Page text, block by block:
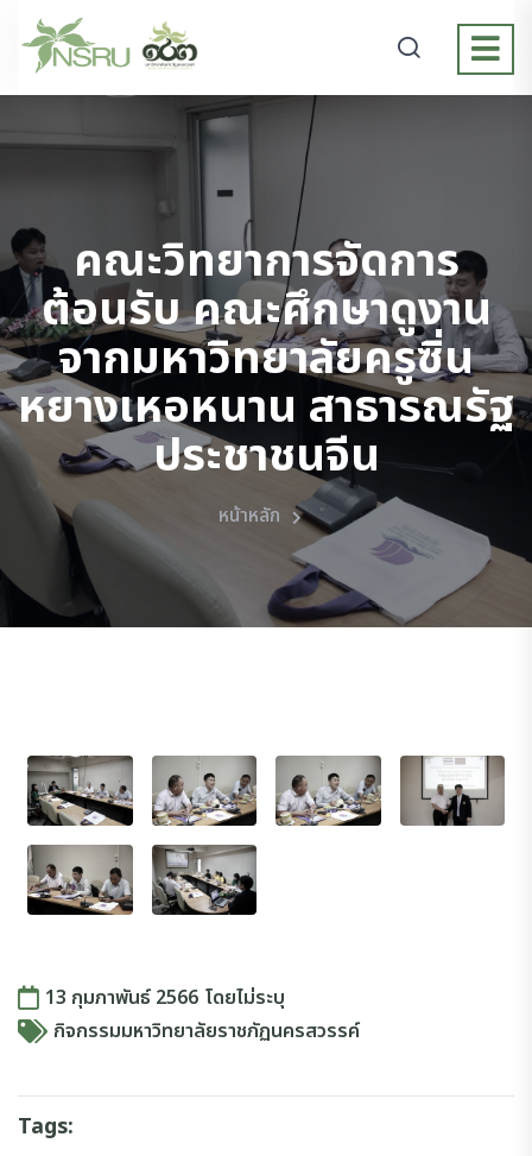
คณะวิทยาการจัดการ
ต้อนรับ คณะศึกษาดูงาน
จากมหาวิทยาลัยครูซิ่น
หยางเหอหนาน สาธารณรัฐ
ประชาชนจีน
หน้าหลัก
13 กุมภาพันธ์ 2566 โดยไม่ระบุ
กิจกรรมมหาวิทยาลัยราชภัฏนครสวรรค์
Tags: